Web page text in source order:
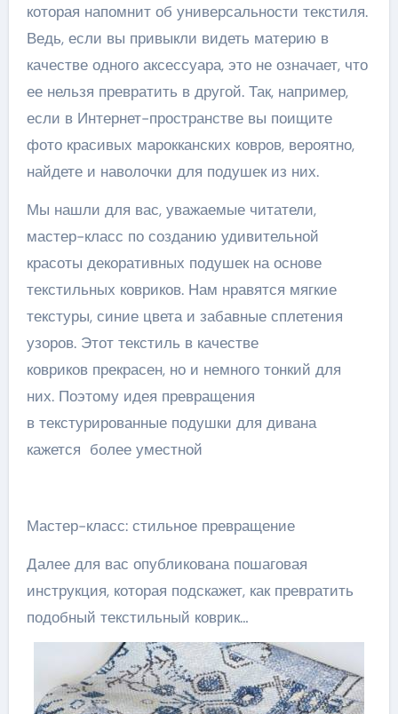
которая напомнит об универсальности текстиля.
Ведь, если вы привыкли видеть материю в
качестве одного аксессуара, это не означает, что
ее нельзя превратить в другой. Так, например,
если в Интернет-пространстве вы поищите
фото красивых марокканских ковров, вероятно,
найдете и наволочки для подушек из них.
Мы нашли для вас, уважаемые читатели,
мастер-класс по созданию удивительной
красоты декоративных подушек на основе
текстильных ковриков. Нам нравятся мягкие
текстуры, синие цвета и забавные сплетения
узоров. Этот текстиль в качестве
ковриков прекрасен, но и немного тонкий для
них. Поэтому идея превращения
в текстурированные подушки для дивана
кажется более уместной
Мастер-класс: стильное превращение
Далее для вас опубликована пошаговая
инструкция, которая подскажет, как превратить
подобный текстильный коврик…